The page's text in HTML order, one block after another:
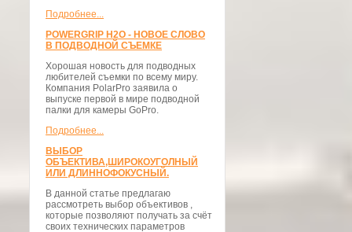
Подробнее...
POWERGRIP H2O - НОВОЕ СЛОВО
В ПОДВОДНОЙ СЪЕМКЕ
Хорошая новость для подводных
любителей съемки по всему миру.
Компания PolarPro заявила о
выпуске первой в мире подводной
палки для камеры GoPro.
Подробнее...
ВЫБОР
ОБЪЕКТИВА,ШИРОКОУГОЛНЫЙ
ИЛИ ДЛИННОФОКУСНЫЙ.
В данной статье предлагаю
рассмотреть выбор объективов ,
которые позволяют получать за счёт
своих технических параметров